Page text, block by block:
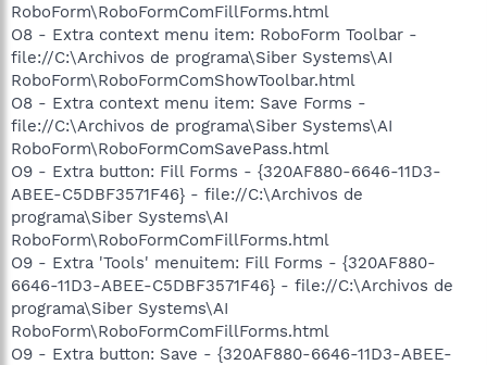
RoboForm\RoboFormComFillForms.html
O8 - Extra context menu item: RoboForm Toolbar -
file://C:\Archivos de programa\Siber Systems\AI
RoboForm\RoboFormComShowToolbar.html
O8 - Extra context menu item: Save Forms -
file://C:\Archivos de programa\Siber Systems\AI
RoboForm\RoboFormComSavePass.html
O9 - Extra button: Fill Forms - {320AF880-6646-11D3-
ABEE-C5DBF3571F46} - file://C:\Archivos de
programa\Siber Systems\AI
RoboForm\RoboFormComFillForms.html
O9 - Extra 'Tools' menuitem: Fill Forms - {320AF880-
6646-11D3-ABEE-C5DBF3571F46} - file://C:\Archivos de
programa\Siber Systems\AI
RoboForm\RoboFormComFillForms.html
O9 - Extra button: Save - {320AF880-6646-11D3-ABEE-